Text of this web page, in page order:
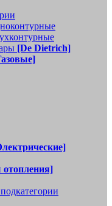
[De Dietrich]